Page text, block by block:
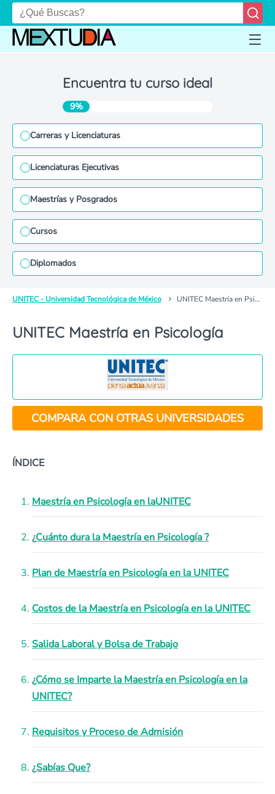
Encuentra tu curso ideal
9%
Carreras y Licenciaturas
Licenciaturas Ejecutivas
Maestrías y Posgrados
Cursos
Diplomados
UNITEC - Universidad Tecnológica de México UNITEC Maestría en Psicología
UNITEC Maestría en Psicología
COMPARA CON OTRAS UNIVERSIDADES
ÍNDICE
Maestría en Psicología en laUNITEC
¿Cuánto dura la Maestría en Psicología ?
Plan de Maestría en Psicología en la UNITEC
Costos de la Maestría en Psicología en la UNITEC
Salida Laboral y Bolsa de Trabajo
¿Cómo se Imparte la Maestría en Psicología en la
UNITEC?
Requisitos y Proceso de Admisión
¿Sabías Que?